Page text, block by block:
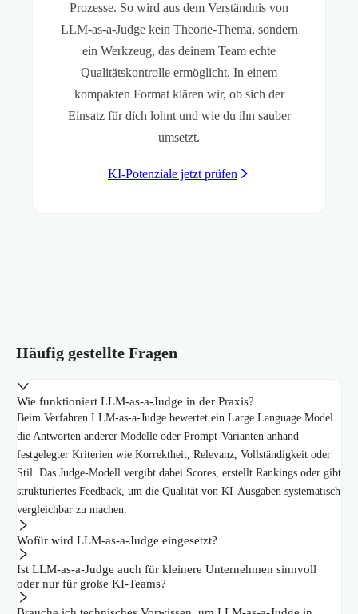
Prozesse. So wird aus dem Verständnis von
LLM-as-a-Judge kein Theorie-Thema, sondern
ein Werkzeug, das deinem Team echte
Qualitätskontrolle ermöglicht. In einem
kompakten Format klären wir, ob sich der
Einsatz für dich lohnt und wie du ihn sauber
umsetzt.
KI-Potenziale jetzt prüfen
Häufig gestellte Fragen
Wie funktioniert LLM-as-a-Judge in der Praxis?
Beim Verfahren LLM-as-a-Judge bewertet ein Large Language Model
die Antworten anderer Modelle oder Prompt-Varianten anhand
festgelegter Kriterien wie Korrektheit, Relevanz, Vollständigkeit oder
Stil. Das Judge-Modell vergibt dabei Scores, erstellt Rankings oder gibt
strukturiertes Feedback, um die Qualität von KI-Ausgaben systematisch
vergleichbar zu machen.
Wofür wird LLM-as-a-Judge eingesetzt?
Ist LLM-as-a-Judge auch für kleinere Unternehmen sinnvoll
oder nur für große KI-Teams?